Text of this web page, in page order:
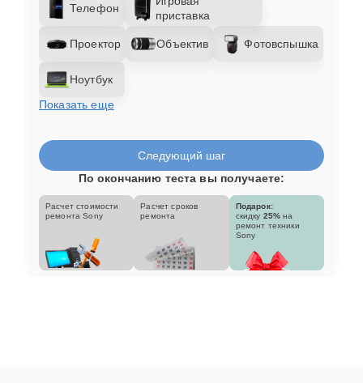
Телефон
приставка
Проектор Объектив Фотовспышка
Ноутбук
Показать еще
Следующий шаг
По окончанию теста вы получаете:
Расчет стоимости
ремонта Sony
Расчет сроков
ремонта
Подарок:
скидку 25% на
ремонт техники
Sony